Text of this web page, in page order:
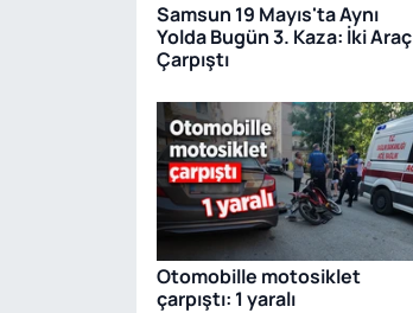
Samsun 19 Mayıs'ta Aynı
Yolda Bugün 3. Kaza: İki Araç
Çarpıştı
Otomobille motosiklet
çarpıştı: 1 yaralı